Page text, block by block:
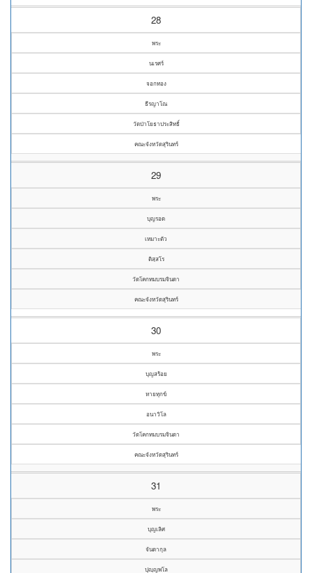
28
พระ
นเรศร์
จอกทอง
ธีรญาโณ
วัดป่าโยธาประสิทธิ์
คณะจังหวัดสุรินทร์
29
พระ
บุญรอด
เหมาะตัว
ติสฺสโร
วัดโคกทมบรมจินดา
คณะจังหวัดสุรินทร์
30
พระ
บุญสร้อย
หายทุกข์
อนาวิโล
วัดโคกทมบรมจินดา
คณะจังหวัดสุรินทร์
31
พระ
บุญเลิศ
จันดากุล
ปุญฺญพโล